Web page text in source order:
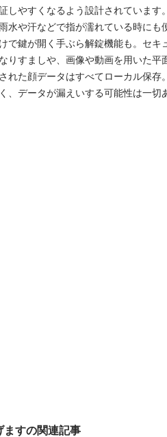
しやすくなるよう設計されています
水や汗などで指が濡れている時にも
で鍵が開く手ぶら解錠機能も。セキ
りすましや、画像や動画を用いた平
れた顔データはすべてローカル保存
、データが漏えいする可能性は一切
ますの関連記事